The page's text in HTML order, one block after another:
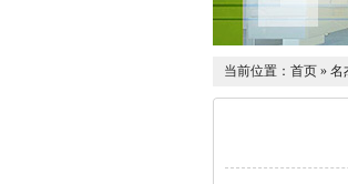
当前位置： 首页 » 名